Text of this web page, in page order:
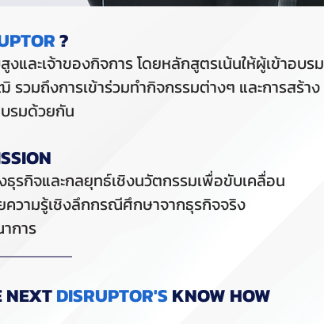
?
และเจ้าของกิจการ โดยหลักสูตรเน้นให้ผู้เข้าอบรม
มถึงการเข้าร่วมทำกิจกรรมต่างๆ และการสร้าง
รมด้วยกัน
รกิจและกลยุทธ์เชิงนวัตกรรมเพื่อขับเคลื่อน
วามรู้เชิงลึกกรณีศึกษาจากธุรกิจจริง
การ
NEXTDISRUPTOR'SKNOW HOW